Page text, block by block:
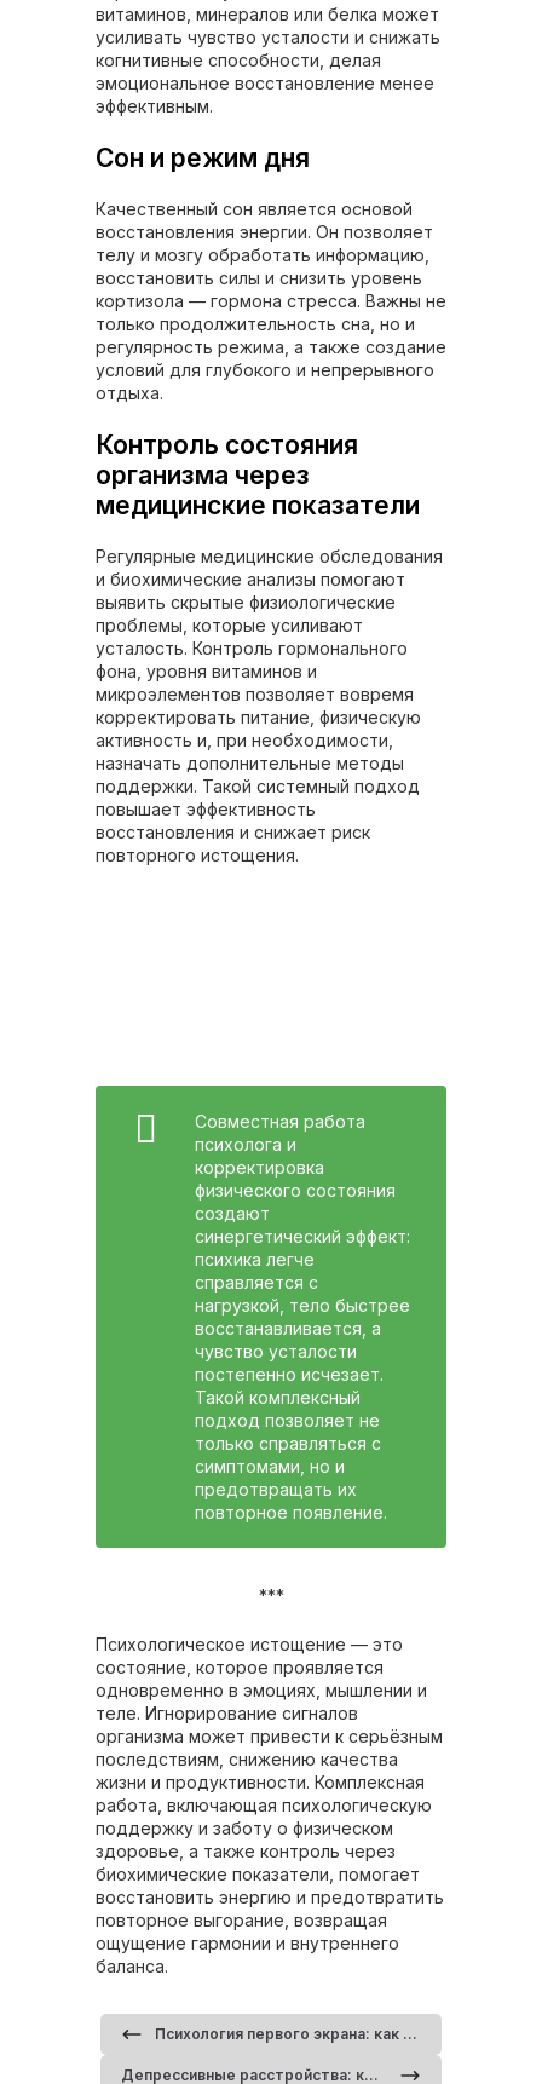
витаминов, минералов или белка может
усиливать чувство усталости и снижать
когнитивные способности, делая
эмоциональное восстановление менее
эффективным.
Сон и режим дня
Качественный сон является основой
восстановления энергии. Он позволяет
телу и мозгу обработать информацию,
восстановить силы и снизить уровень
кортизола — гормона стресса. Важны не
только продолжительность сна, но и
регулярность режима, а также создание
условий для глубокого и непрерывного
отдыха.
Контроль состояния
организма через
медицинские показатели
Регулярные медицинские обследования
и биохимические анализы помогают
выявить скрытые физиологические
проблемы, которые усиливают
усталость. Контроль гормонального
фона, уровня витаминов и
микроэлементов позволяет вовремя
корректировать питание, физическую
активность и, при необходимости,
назначать дополнительные методы
поддержки. Такой системный подход
повышает эффективность
восстановления и снижает риск
повторного истощения.
Совместная работа
психолога и
корректировка
физического состояния
создают
синергетический эффект:
психика легче
справляется с
нагрузкой, тело быстрее
восстанавливается, а
чувство усталости
постепенно исчезает.
Такой комплексный
подход позволяет не
только справляться с
симптомами, но и
предотвращать их
повторное появление.
***
Психологическое истощение — это
состояние, которое проявляется
одновременно в эмоциях, мышлении и
теле. Игнорирование сигналов
организма может привести к серьёзным
последствиям, снижению качества
жизни и продуктивности. Комплексная
работа, включающая психологическую
поддержку и заботу о физическом
здоровье, а также контроль через
биохимические показатели, помогает
восстановить энергию и предотвратить
повторное выгорание, возвращая
ощущение гармонии и внутреннего
баланса.
Психология первого экрана: как сайт формирует доверие за 5 секунд
Депрессивные расстройства: когда «плохое настроение» требует лечения